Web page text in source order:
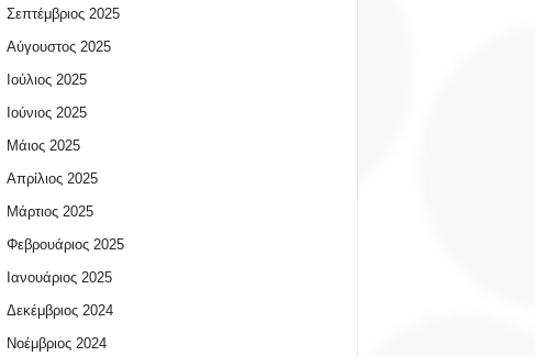
Σεπτέμβριος 2025
Αύγουστος 2025
Ιούλιος 2025
Ιούνιος 2025
Μάιος 2025
Απρίλιος 2025
Μάρτιος 2025
Φεβρουάριος 2025
Ιανουάριος 2025
Δεκέμβριος 2024
Νοέμβριος 2024